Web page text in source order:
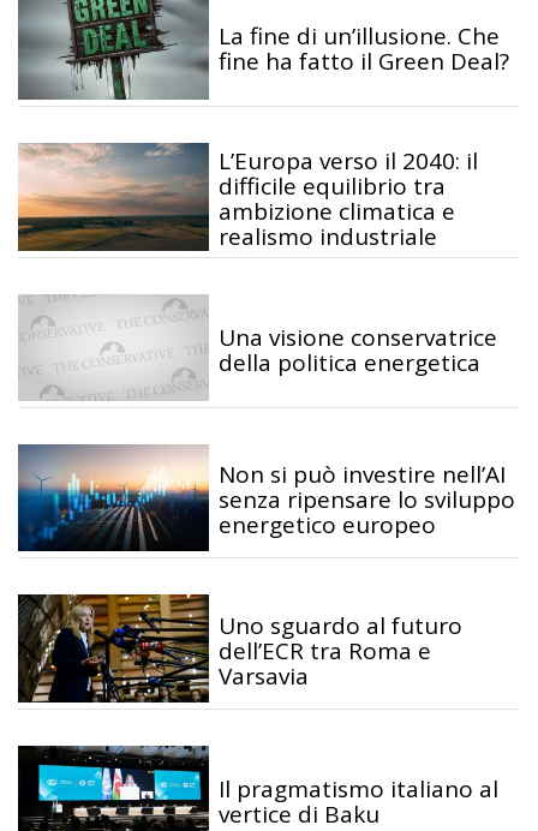
La fine di un’illusione. Che
fine ha fatto il Green Deal?
L’Europa verso il 2040: il
difficile equilibrio tra
ambizione climatica e
realismo industriale
Una visione conservatrice
della politica energetica
Non si può investire nell’AI
senza ripensare lo sviluppo
energetico europeo
Uno sguardo al futuro
dell’ECR tra Roma e
Varsavia
Il pragmatismo italiano al
vertice di Baku